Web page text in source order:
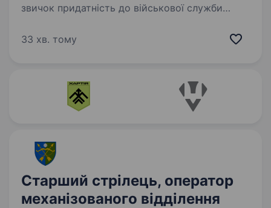
звичок придатність до військової служби
працювати в зоні активних бойових дій Умови
33 хв. тому
Старший стрілець, оператор
механізованого відділення